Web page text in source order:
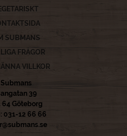
SUBMANS
FRÅGOR
VILLKOR
Submans
39
64 Göteborg
031-12 66 66